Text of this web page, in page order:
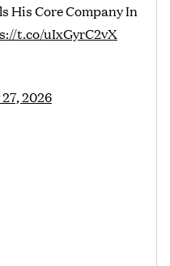
His Core Company In
t.co/uIxGyrC2vX
2026